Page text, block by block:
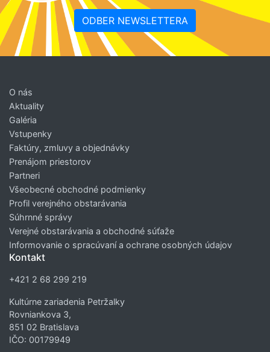
ODBER NEWSLETTERA
O nás
Aktuality
Galéria
Vstupenky
Faktúry, zmluvy a objednávky
Prenájom priestorov
Partneri
Všeobecné obchodné podmienky
Profil verejného obstarávania
Súhrnné správy
Verejné obstarávania a obchodné súťaže
Informovanie o spracúvaní a ochrane osobných údajov
Kontakt
+421 2 68 299 219
Kultúrne zariadenia Petržalky
Rovniankova 3,
851 02 Bratislava
IČO: 00179949